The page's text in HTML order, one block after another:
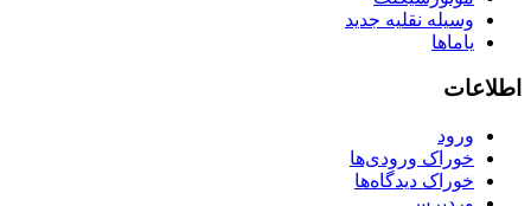
وسیله نقلیه جدید
یاماها
اطلاعات
ورود
خوراک ورودی‌ها
خوراک دیدگاه‌ها